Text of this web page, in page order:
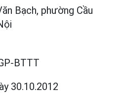
Bạch, phường Cầu
BTTT
30.10.2012